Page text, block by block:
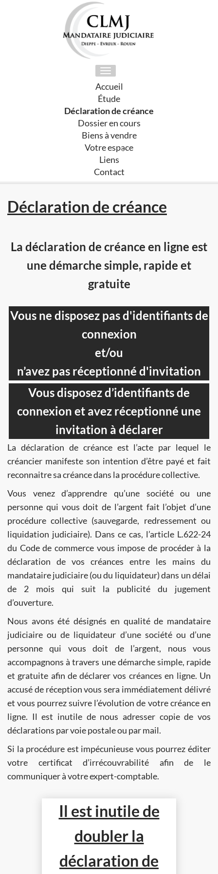
Toggle
navigation
Accueil
Étude
Déclaration de créance
Dossier en cours
Biens à vendre
Votre espace
Liens
Contact
Déclaration de créance
La déclaration de créance en ligne est
une démarche simple, rapide et
gratuite
Vous disposez d’identifiants de
connexion et avez réceptionné une
invitation à déclarer
Vous ne disposez pas d'identifiants de
connexion
et/ou
n’avez pas réceptionné d'invitation
La déclaration de créance est l’acte par lequel le
créancier manifeste son intention d’être payé et fait
reconnaitre sa créance dans la procédure collective.
Vous venez d’apprendre qu’une société ou une
personne qui vous doit de l’argent fait l’objet d’une
procédure collective (sauvegarde, redressement ou
liquidation judiciaire). Dans ce cas, l’article L.622-24
du Code de commerce vous impose de procéder à la
déclaration de vos créances entre les mains du
mandataire judiciaire (ou du liquidateur) dans un délai
de 2 mois qui suit la publicité du jugement
d’ouverture.
Nous avons été désignés en qualité de mandataire
judiciaire ou de liquidateur d’une société ou d’une
personne qui vous doit de l’argent, nous vous
accompagnons à travers une démarche simple, rapide
et gratuite afin de déclarer vos créances en ligne. Un
accusé de réception vous sera immédiatement délivré
et vous pourrez suivre l’évolution de votre créance en
ligne. Il est inutile de nous adresser copie de vos
déclarations par voie postale ou par mail.
Si la procédure est impécunieuse vous pourrez éditer
votre certificat d’irrécouvrabilité afin de le
communiquer à votre expert-comptable.
Il est inutile de
doubler la
déclaration de